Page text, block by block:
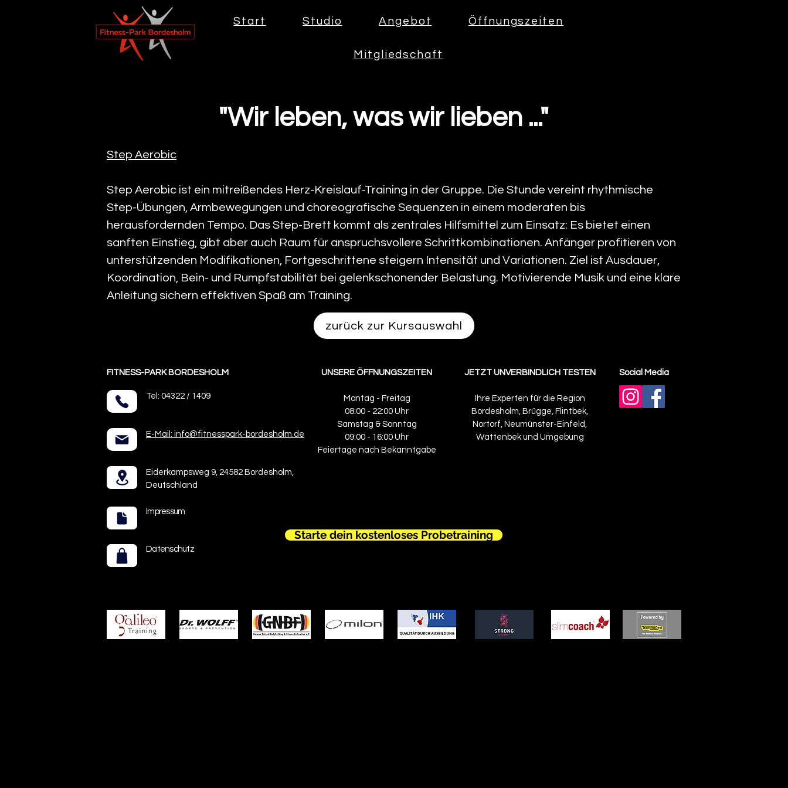
Start Studio Angebot Öffnungszeiten
Mitgliedschaft
"Wir leben, was wir lieben ..."
Step Aerobic
Step Aerobic ist ein mitreißendes Herz-Kreislauf-Training in der Gruppe. Die Stunde vereint rhythmische
Step-Übungen, Armbewegungen und choreografische Sequenzen in einem moderaten bis
herausfordernden Tempo. Das Step-Brett kommt als zentrales Hilfsmittel zum Einsatz: Es bietet einen
sanften Einstieg, gibt aber auch Raum für anspruchsvollere Schrittkombinationen. Anfänger profitieren von
unterstützenden Modifikationen, Fortgeschrittene steigern Intensität und Variationen. Ziel ist Ausdauer,
Koordination, Bein- und Rumpfstabilität bei gelenkschonender Belastung. Motivierende Musik und eine klare
Anleitung sichern effektiven Spaß am Training.
zurück zur Kursauswahl
FITNESS-PARK BORDESHOLM
Tel: 04322 / 1409
E-Mail: info@fitnesspark-bordesholm.de
UNSERE ÖFFNUNGSZEITEN​
Montag - Freitag
08:00 - 22:00 Uhr
Samstag & Sonntag
09:00 - 16:00 Uhr
Feiertage nach Bekanntgabe
Eiderkampsweg 9, 24582 Bordesholm,
Deutschland
JETZT UNVERBINDLICH TESTEN
Ihre Experten für die Region
Bordesholm, Brügge, Flintbek,
Nortorf, Neumünster-Einfeld,
Wattenbek und Umgebung
Social Media
Impressum
Datenschutz
Starte dein kostenloses Probetraining